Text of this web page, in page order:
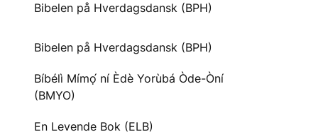
Bibelen på Hverdagsdansk (BPH)
Bibelen på Hverdagsdansk (BPH)
Bíbélì Mímọ́ ní Èdè Yorùbá Òde-Òní
(BMYO)
En Levende Bok (ELB)